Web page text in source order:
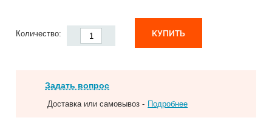
Количество: КУПИТЬ
Задать вопрос
Доставка или самовывоз - Подробнее